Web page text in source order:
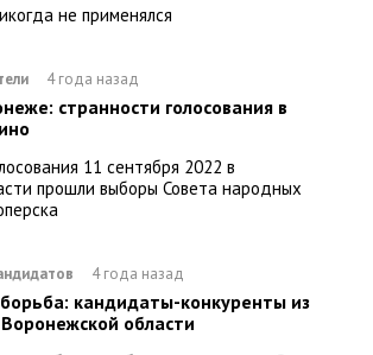
не применялся
4 года назад
странности голосования в
11 сентября 2022 в
прошли выборы Совета народных
4 года назад
кандидаты-конкуренты из
области